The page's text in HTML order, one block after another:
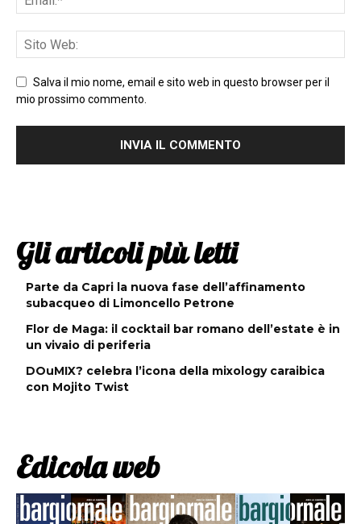
Salva il mio nome, email e sito web in questo browser per il
mio prossimo commento.
Gli articoli più letti
Parte da Capri la nuova fase dell’affinamento
subacqueo di Limoncello Petrone
Flor de Maga: il cocktail bar romano dell’estate è in
un vivaio di periferia
DOuMIX? celebra l’icona della mixology caraibica
con Mojito Twist
Edicola web